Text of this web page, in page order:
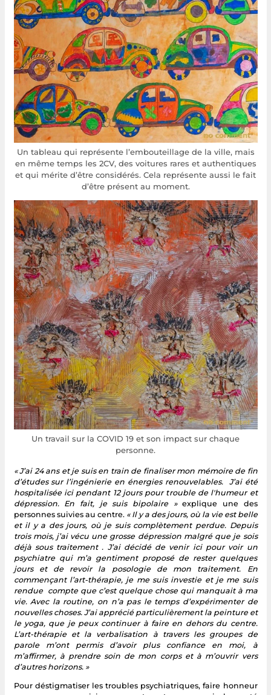
Un tableau qui représente l’embouteillage de la ville, mais
en même temps les 2CV, des voitures rares et authentiques
et qui mérite d’être considérés. Cela représente aussi le fait
d’être présent au moment.
Un travail sur la COVID 19 et son impact sur chaque
personne.
« J’ai 24 ans et je suis en train de finaliser mon mémoire de fin
d’études sur l’ingénierie en énergies renouvelables.
J’ai été
hospitalisée ici pendant 12 jours pour trouble de l'humeur et
dépression. En fait, je suis bipolaire »explique une des
personnes suivies au centre. « Il y a des jours, où la vie est belle
et il y a des jours, où je suis complètement perdue. Depuis
trois mois, j’ai vécu une grosse dépression malgré que je sois
déjà sous traitement . J’ai décidé de venir ici pour voir un
psychiatre qui m’a gentiment proposé de rester quelques
jours et de revoir la posologie de mon traitement. En
commençant l’art-thérapie, je me suis investie et je me suis
rendue compte que c’est quelque chose qui manquait à ma
vie. Avec la routine, on n’a pas le temps d’expérimenter de
nouvelles choses. J’ai apprécié particulièrement la peinture et
le yoga, que je peux continuer à faire en dehors du centre.
L’art-thérapie et la verbalisation à travers les groupes de
parole m’ont permis d’avoir plus confiance en moi, à
m’affirmer, à prendre soin de mon corps et à m’ouvrir vers
d’autres horizons. »
Pour déstigmatiser les troubles psychiatriques, faire honneur